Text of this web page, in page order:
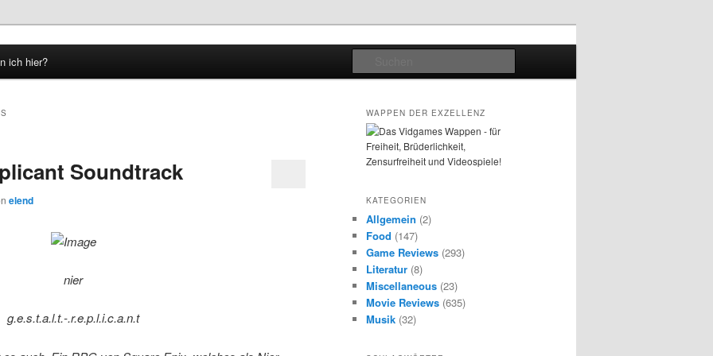
ich hier?
Soundtrack
elend
nier
g.e.s.t.a.l.t.-.r.e.p.l.i.c.a.n.t
WAPPEN DER EXZELLENZ
KATEGORIEN
Allgemein (2)
Food (147)
Game Reviews (293)
Literatur (8)
Miscellaneous (23)
Movie Reviews (635)
Musik (32)